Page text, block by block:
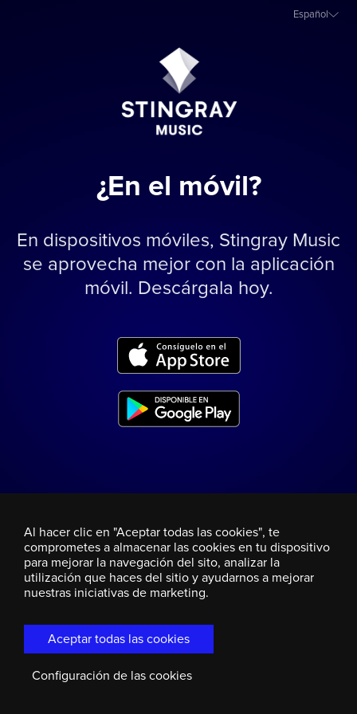
Español
¿En el móvil?
En dispositivos móviles, Stingray Music
se aprovecha mejor con la aplicación
móvil. Descárgala hoy.
Al hacer clic en "Aceptar todas las cookies", te
comprometes a almacenar las cookies en tu dispositivo
para mejorar la navegación del sito, analizar la
utilización que haces del sitio y ayudarnos a mejorar
nuestras iniciativas de marketing.
Aceptar todas las cookies
Configuración de las cookies